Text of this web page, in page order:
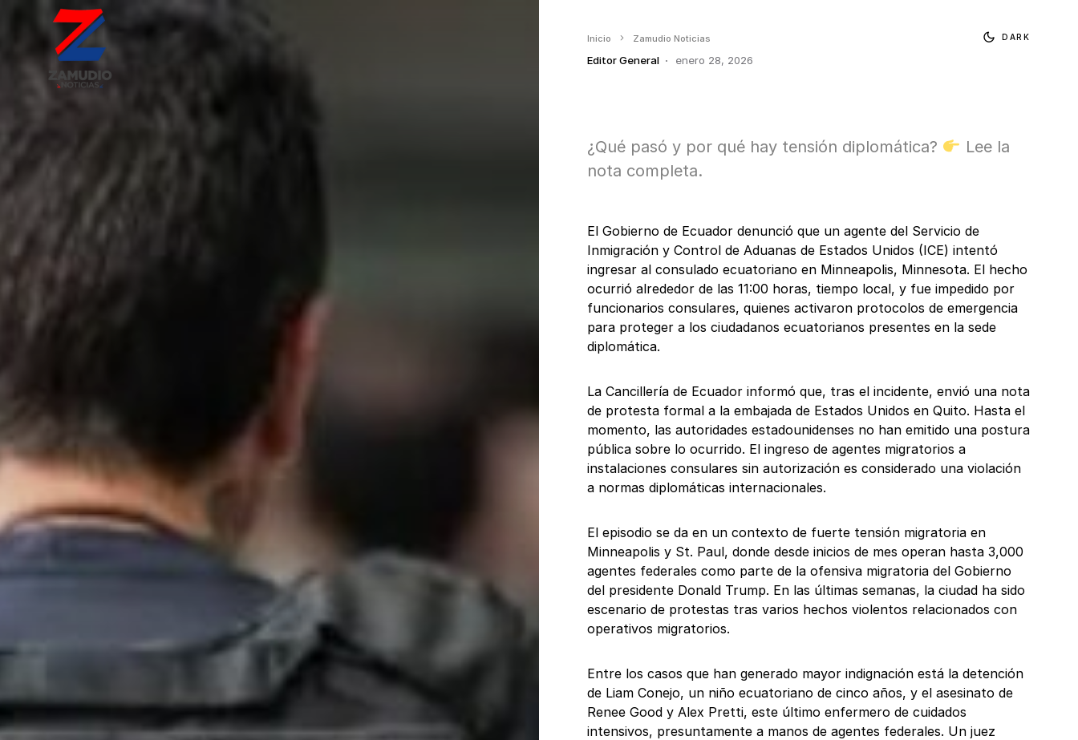
Inicio Zamudio Noticias
Editor General enero 28, 2026
DARK
¿Qué pasó y por qué hay tensión diplomática?
Lee la
nota completa.
El Gobierno de Ecuador denunció que un agente del Servicio de
Inmigración y Control de Aduanas de Estados Unidos (ICE) intentó
ingresar al consulado ecuatoriano en Minneapolis, Minnesota. El hecho
ocurrió alrededor de las 11:00 horas, tiempo local, y fue impedido por
funcionarios consulares, quienes activaron protocolos de emergencia
para proteger a los ciudadanos ecuatorianos presentes en la sede
diplomática.
La Cancillería de Ecuador informó que, tras el incidente, envió una nota
de protesta formal a la embajada de Estados Unidos en Quito. Hasta el
momento, las autoridades estadounidenses no han emitido una postura
pública sobre lo ocurrido. El ingreso de agentes migratorios a
instalaciones consulares sin autorización es considerado una violación
a normas diplomáticas internacionales.
El episodio se da en un contexto de fuerte tensión migratoria en
Minneapolis y St. Paul, donde desde inicios de mes operan hasta 3,000
agentes federales como parte de la ofensiva migratoria del Gobierno
del presidente Donald Trump. En las últimas semanas, la ciudad ha sido
escenario de protestas tras varios hechos violentos relacionados con
operativos migratorios.
Entre los casos que han generado mayor indignación está la detención
de Liam Conejo, un niño ecuatoriano de cinco años, y el asesinato de
Renee Good y Alex Pretti, este último enfermero de cuidados
intensivos, presuntamente a manos de agentes federales. Un juez